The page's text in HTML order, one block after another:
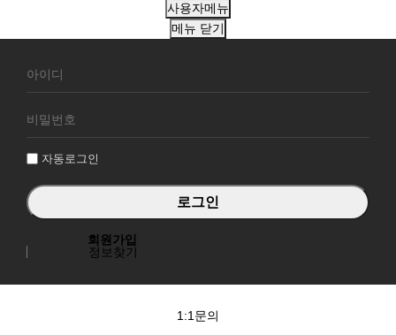
사용자메뉴
메뉴 닫기
원
그
자동로그인
회원가입
정보찾기
1:1문의